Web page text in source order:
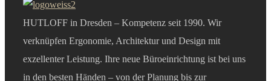
HUTLOFF in Dresden – Kompetenz seit 1990. Wir
verknüpfen Ergonomie, Architektur und Design mit
exzellenter Leistung. Ihre neue Büroeinrichtung ist bei uns
in den besten Händen – von der Planung bis zur